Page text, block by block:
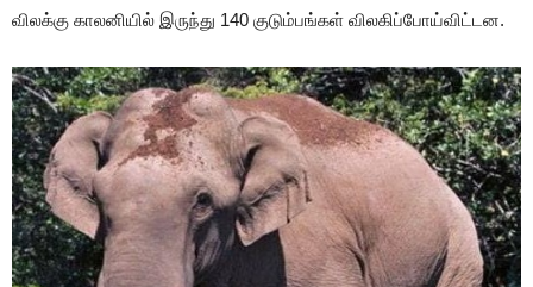
விலக்கு காலனியில் இருந்து 140 குடும்பங்கள் விலகிப்போய்விட்டன.